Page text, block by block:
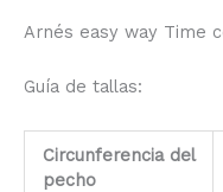
Arnés easy way Time
Guía de tallas:
Circunferencia del
pecho